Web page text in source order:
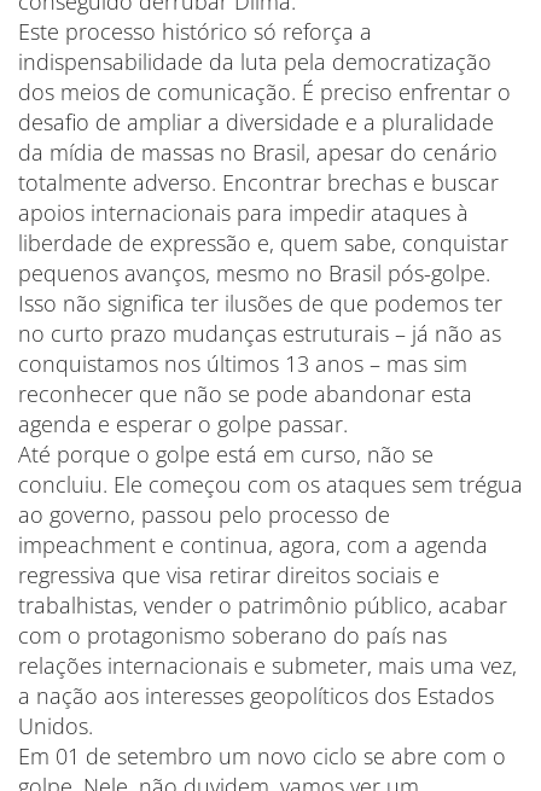
Este processo histórico só reforça a
indispensabilidade da luta pela democratização
dos meios de comunicação. É preciso enfrentar o
desafio de ampliar a diversidade e a pluralidade
da mídia de massas no Brasil, apesar do cenário
totalmente adverso. Encontrar brechas e buscar
apoios internacionais para impedir ataques à
liberdade de expressão e, quem sabe, conquistar
pequenos avanços, mesmo no Brasil pós-golpe.
Isso não significa ter ilusões de que podemos ter
no curto prazo mudanças estruturais – já não as
conquistamos nos últimos 13 anos – mas sim
reconhecer que não se pode abandonar esta
agenda e esperar o golpe passar.
Até porque o golpe está em curso, não se
concluiu. Ele começou com os ataques sem trégua
ao governo, passou pelo processo de
impeachment e continua, agora, com a agenda
regressiva que visa retirar direitos sociais e
trabalhistas, vender o patrimônio público, acabar
com o protagonismo soberano do país nas
relações internacionais e submeter, mais uma vez,
a nação aos interesses geopolíticos dos Estados
Unidos.
Em 01 de setembro um novo ciclo se abre com o